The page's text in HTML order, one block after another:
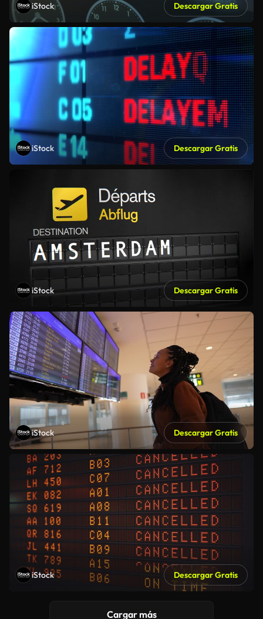
iStock Descargar Gratis
iStock Descargar Gratis
iStock Descargar Gratis
iStock Descargar Gratis
iStock Descargar Gratis
Cargar más